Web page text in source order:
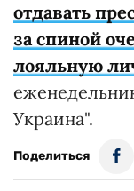
отдавать
за спиной
лояльную
Украина".
Поделиться